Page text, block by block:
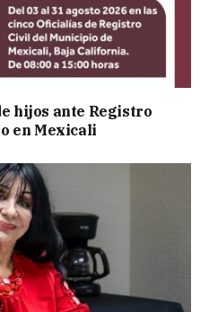
hijos ante Registro
en Mexicali